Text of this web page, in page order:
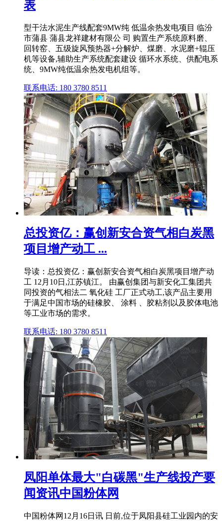
表
型干法水泥生产线配套9MW纯 低温余热发电项目 临汾
市蒲县 蒲县龙祥建材有限公 司 购置生产系统原料磨、
回转窑、五级旋风预热器+分解炉、煤磨、水泥磨+辊压
机等设备,辅助生产系统配套建设 循环水系统、供配电系
统、9MW纯低温余热发电机组等。
联系电话: 180 3780 8511
总投资亿：赢创新安合资气相白炭黑
项目增产动工 ...
导读：总投资亿：赢创新安合资气相白炭黑项目增产动
工 12月10日,江苏镇江。 由赢创集团与新安化工集团共
同投资的气相法二 氧化硅 工厂正式动工,该产品主要用
于满足中国市场的硅橡胶、 涂料 、胶粘剂以及胶体电池
等工业市场的需求。
联系电话: 180 3780 8511
凤阳单体最大"白碳黑"生产线投产要
闻资讯中国粉体网
中国粉体网12月16日讯 日前,位于凤阳县硅工业园内的安